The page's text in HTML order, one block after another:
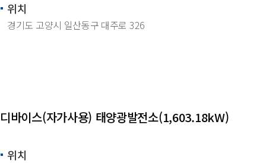
위치
경기도 고양시 일산동구 대주로 326
디바이스(자가사용) 태양광발전소(1,603.18kW)
위치